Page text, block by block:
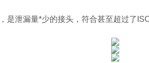
是泄漏量*少的接头，符合甚至超过了